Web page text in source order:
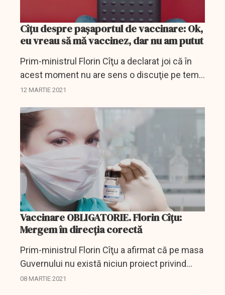
Cîțu despre pașaportul de vaccinare: Ok,
eu vreau să mă vaccinez, dar nu am putut
Prim-ministrul Florin Cîţu a declarat joi că în
acest moment nu are sens o discuţie pe tema
unui paşaport vaccinal, completată cu o
pentru cei...
12 MARTIE 2021
Vaccinare OBLIGATORIE. Florin Cîțu:
Mergem în direcția corectă
Prim-ministrul Florin Cîţu a afirmat că pe masa
Guvernului nu există niciun proiect privind
vaccinarea obligatorie, întrebat ce mesaj
08 MARTIE 2021